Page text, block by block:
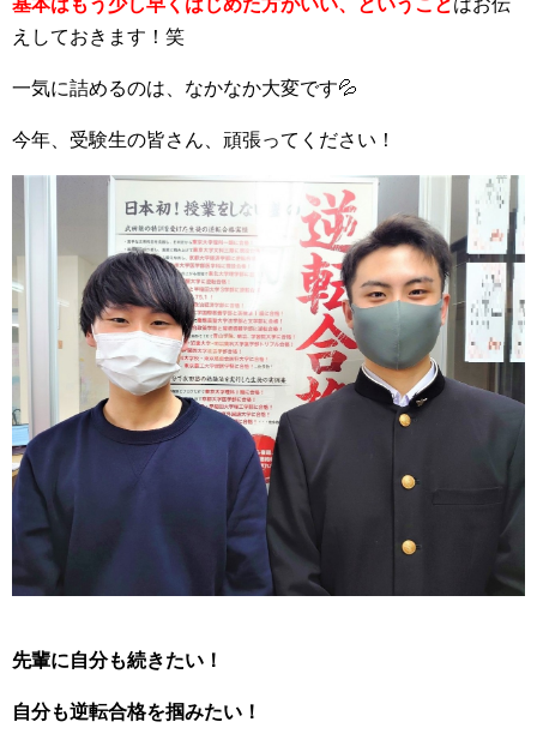
基本はもう少し早くはじめた方がいい、ということはお伝
えしておきます！笑
一気に詰めるのは、なかなか大変です💦
今年、受験生の皆さん、頑張ってください！
先輩に自分も続きたい！
自分も逆転合格を掴みたい！